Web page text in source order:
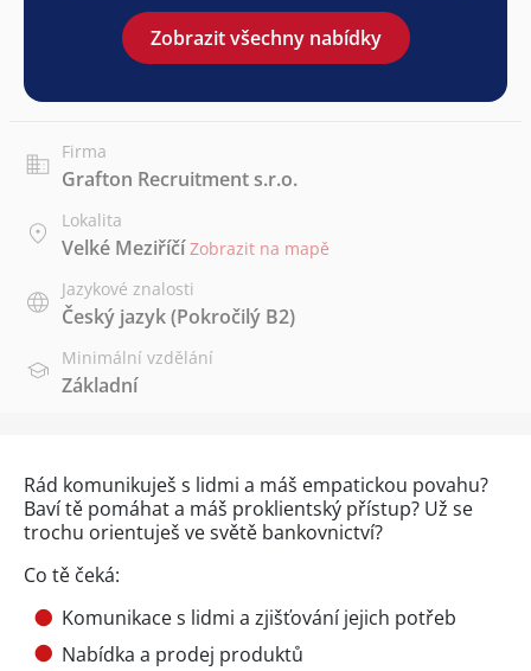
Zobrazit všechny nabídky
Firma
Grafton Recruitment s.r.o.
Lokalita
Velké Meziříčí Zobrazit na mapě
Jazykové znalosti
Český jazyk(Pokročilý B2)
Minimální vzdělání
Základní
Rád komunikuješ s lidmi a máš empatickou povahu?
Baví tě pomáhat a máš proklientský přístup? Už se
trochu orientuješ ve světě bankovnictví?
Co tě čeká:
Komunikace s lidmi a zjišťování jejich potřeb
Nabídka a prodej produktů